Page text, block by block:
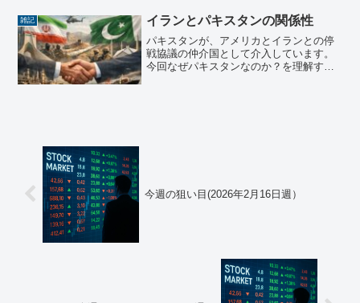
いて、高齢者や障害者が必...
雑記 イランとパキスタンの関係性
パキスタンが、アメリカとイランとの停
戦協議の仲介国として介入しています。
今回なぜパキスタンなのか？を理解する
今週の狙い目(2026年2月16日週）